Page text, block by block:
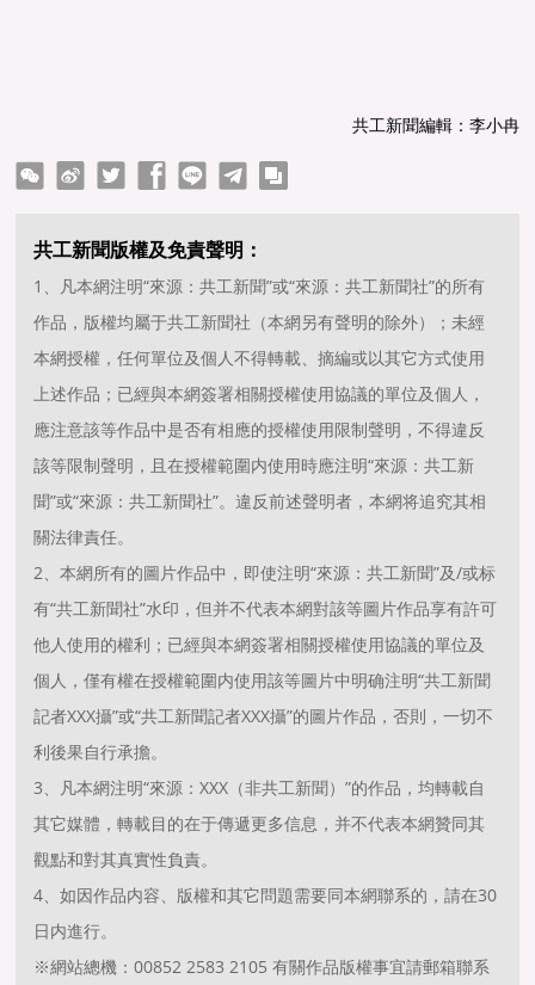
共工新聞編輯：李小冉
linetelegram copy
共工新聞版權及免責聲明：
1、凡本網注明“來源：共工新聞”或“來源：共工新聞社”的所有
作品，版權均屬于共工新聞社（本網另有聲明的除外）；未經
本網授權，任何單位及個人不得轉載、摘編或以其它方式使用
上述作品；已經與本網簽署相關授權使用協議的單位及個人，
應注意該等作品中是否有相應的授權使用限制聲明，不得違反
該等限制聲明，且在授權範圍内使用時應注明“來源：共工新
聞”或“來源：共工新聞社”。違反前述聲明者，本網将追究其相
關法律責任。
2、本網所有的圖片作品中，即使注明“來源：共工新聞”及/或标
有“共工新聞社”水印，但并不代表本網對該等圖片作品享有許可
他人使用的權利；已經與本網簽署相關授權使用協議的單位及
個人，僅有權在授權範圍内使用該等圖片中明确注明“共工新聞
記者XXX攝”或“共工新聞記者XXX攝”的圖片作品，否則，一切不
利後果自行承擔。
3、凡本網注明“來源：XXX（非共工新聞）”的作品，均轉載自
其它媒體，轉載目的在于傳遞更多信息，并不代表本網贊同其
觀點和對其真實性負責。
4、如因作品内容、版權和其它問題需要同本網聯系的，請在30
日内進行。
※網站總機：00852 2583 2105 有關作品版權事宜請郵箱聯系